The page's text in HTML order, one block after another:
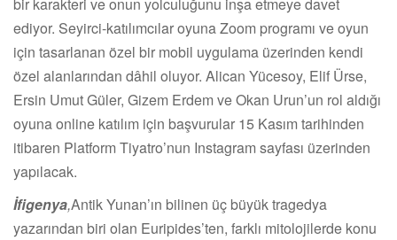
ediyor. Seyirci-katılımcılar oyuna Zoom programı ve oyun
için tasarlanan özel bir mobil uygulama üzerinden kendi
özel alanlarından dâhil oluyor. Alican Yücesoy, Elif Ürse,
Ersin Umut Güler, Gizem Erdem ve Okan Urun’un rol aldığı
oyuna online katılım için başvurular 15 Kasım tarihinden
itibaren Platform Tiyatro’nun Instagram sayfası üzerinden
yapılacak.
İfigenya,Antik Yunan’ın bilinen üç büyük tragedya
yazarından biri olan Euripides’ten, farklı mitolojilerde konu